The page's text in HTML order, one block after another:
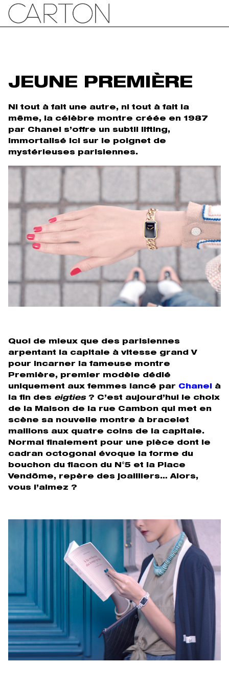
JEUNE PREMIÈRE
Ni tout à fait une autre, ni tout à fait la
même, la célèbre montre créée en 1987
par Chanel s’offre un subtil lifting,
immortalisé ici sur le poignet de
mystérieuses parisiennes.
Quoi de mieux que des parisiennes
arpentant la capitale à vitesse grand V
pour incarner la fameuse montre
Première, premier modèle dédié
uniquement aux femmes lancé par Chanel
à
la fin des eigties? C’est aujourd’hui le choix
de la Maison de la rue Cambon qui met en
scène sa nouvelle montre à bracelet
maillons aux quatre coins de la capitale.
Normal finalement pour une pièce dont le
cadran octogonal évoque la forme du
bouchon du flacon du N°5 et la Place
Vendôme, repère des joailliers… Alors,
vous l’aimez ?